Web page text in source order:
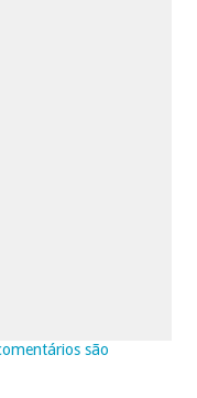
são